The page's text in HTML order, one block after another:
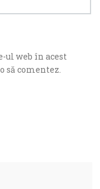
web în acest
să comentez.